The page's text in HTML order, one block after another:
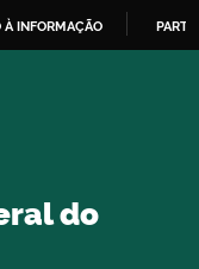
À INFORMAÇÃO
do